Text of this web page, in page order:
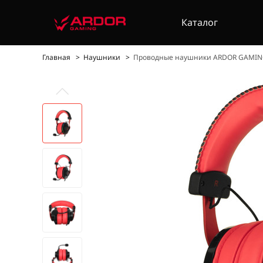
Каталог
Главная Наушники Проводные наушники ARDOR